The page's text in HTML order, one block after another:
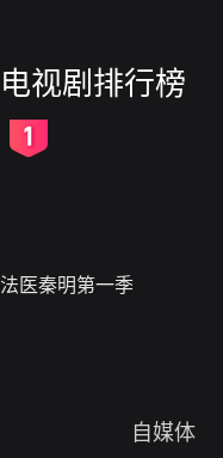
电视剧排行榜
法医秦明第一季
自媒体